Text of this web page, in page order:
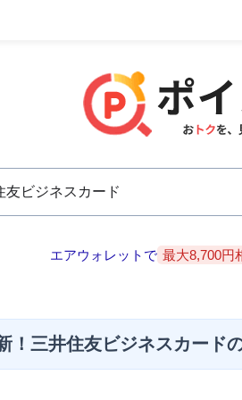
エアウォレットで 最大8,700円
！三井住友ビジネスカード